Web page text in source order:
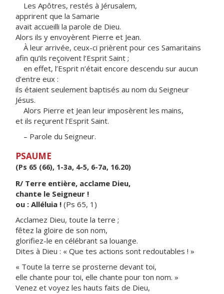
Les Apôtres, restés à Jérusalem,
apprirent que la Samarie
avait accueilli la parole de Dieu.
Alors ils y envoyèrent Pierre et Jean.
À leur arrivée, ceux-ci prièrent pour ces Samaritains
afin qu’ils reçoivent l’Esprit Saint ;
en effet, l’Esprit n’était encore descendu sur aucun
d’entre eux :
ils étaient seulement baptisés au nom du Seigneur
Jésus.
Alors Pierre et Jean leur imposèrent les mains,
et ils reçurent l’Esprit Saint.
– Parole du Seigneur.
PSAUME
(Ps 65 (66), 1-3a, 4-5, 6-7a, 16.20)
R/ Terre entière, acclame Dieu,
chante le Seigneur !
ou : Alléluia ! (Ps 65, 1)
Acclamez Dieu, toute la terre ;
fêtez la gloire de son nom,
glorifiez-le en célébrant sa louange.
Dites à Dieu : « Que tes actions sont redoutables ! »
« Toute la terre se prosterne devant toi,
elle chante pour toi, elle chante pour ton nom. »
Venez et voyez les hauts faits de Dieu,